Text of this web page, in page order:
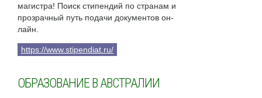
магистра! Поиск стипендий по странам и
прозрачный путь подачи документов он-
лайн.
https://www.stipendiat.ru/
ОБРАЗОВАНИЕ В АВСТРАЛИИ